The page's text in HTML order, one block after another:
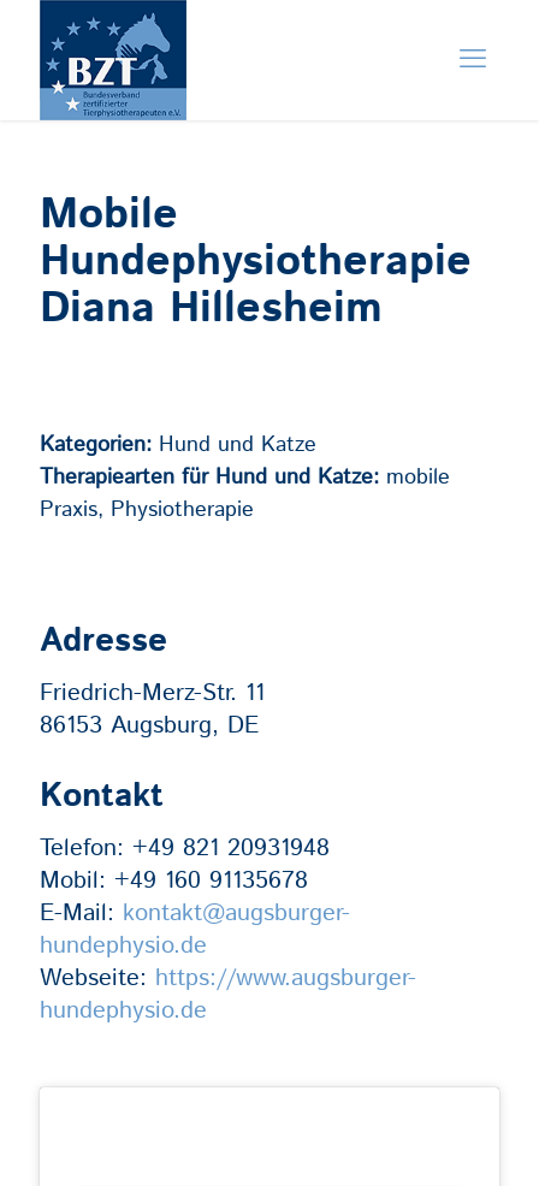
Mobile
Hundephysiotherapie
Diana Hillesheim
Kategorien: Hund und Katze
Therapiearten für Hund und Katze: mobile
Praxis, Physiotherapie
Adresse
Friedrich-Merz-Str. 11
86153 Augsburg, DE
Kontakt
Telefon: +49 821 20931948
Mobil: +49 160 91135678
E-Mail: kontakt@augsburger-
hundephysio.de
Webseite: https://www.augsburger-
hundephysio.de